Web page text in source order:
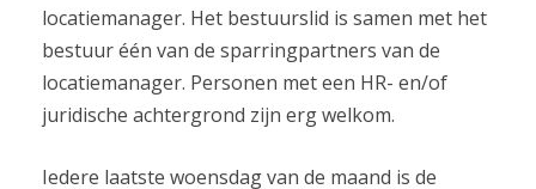
locatiemanager. Het bestuurslid is samen met het
bestuur één van de sparringpartners van de
locatiemanager. Personen met een HR- en/of
juridische achtergrond zijn erg welkom.
Iedere laatste woensdag van de maand is de